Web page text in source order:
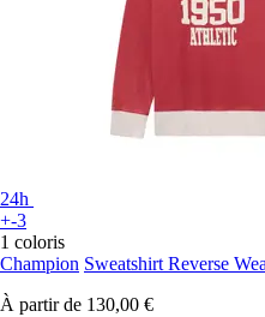
24h
+-3
1 coloris
Champion Sweatshirt Reverse
À partir de 130,00 €